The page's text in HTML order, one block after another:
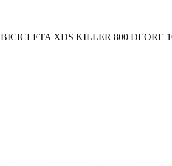
BICICLETA XDS KILLER 800 DEORE